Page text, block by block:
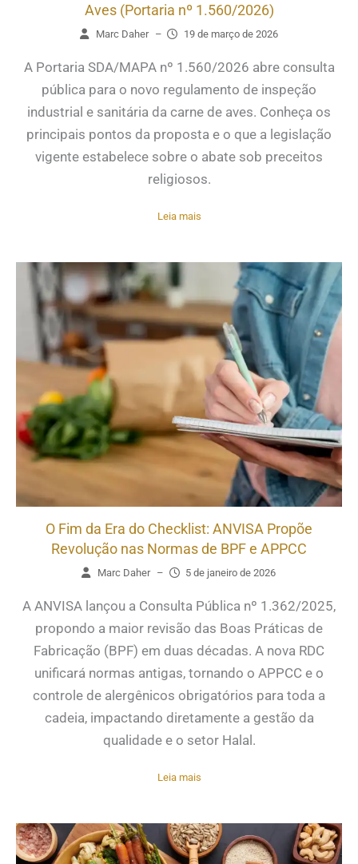
Aves (Portaria nº 1.560/2026)
Marc Daher – 19 de março de 2026
A Portaria SDA/MAPA nº 1.560/2026 abre consulta
pública para o novo regulamento de inspeção
industrial e sanitária da carne de aves. Conheça os
principais pontos da proposta e o que a legislação
vigente estabelece sobre o abate sob preceitos
religiosos.
Leia mais
O Fim da Era do Checklist: ANVISA Propõe
Revolução nas Normas de BPF e APPCC
Marc Daher – 5 de janeiro de 2026
A ANVISA lançou a Consulta Pública nº 1.362/2025,
propondo a maior revisão das Boas Práticas de
Fabricação (BPF) em duas décadas. A nova RDC
unificará normas antigas, tornando o APPCC e o
controle de alergênicos obrigatórios para toda a
cadeia, impactando diretamente a gestão da
qualidade e o setor Halal.
Leia mais